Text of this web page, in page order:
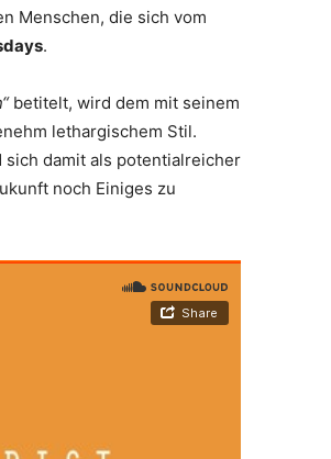
Menschen, die sich vom
.
betitelt, wird dem mit seinem
lethargischem Stil.
damit als potentialreicher
noch Einiges zu